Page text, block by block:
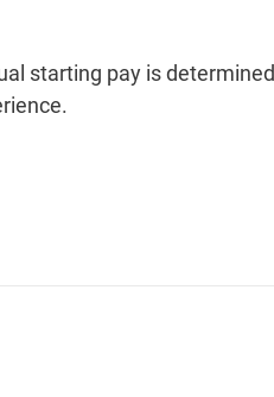
starting pay is determined